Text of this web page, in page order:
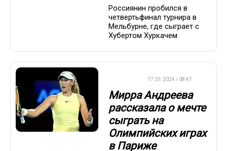
Россиянин пробился в
четвертьфинал турнира в
Мельбурне, где сыграет с
Хубертом Хуркачем
17.01.2024 / 08:47
Мирра Андреева
рассказала о мечте
сыграть на
Олимпийских играх
в Париже